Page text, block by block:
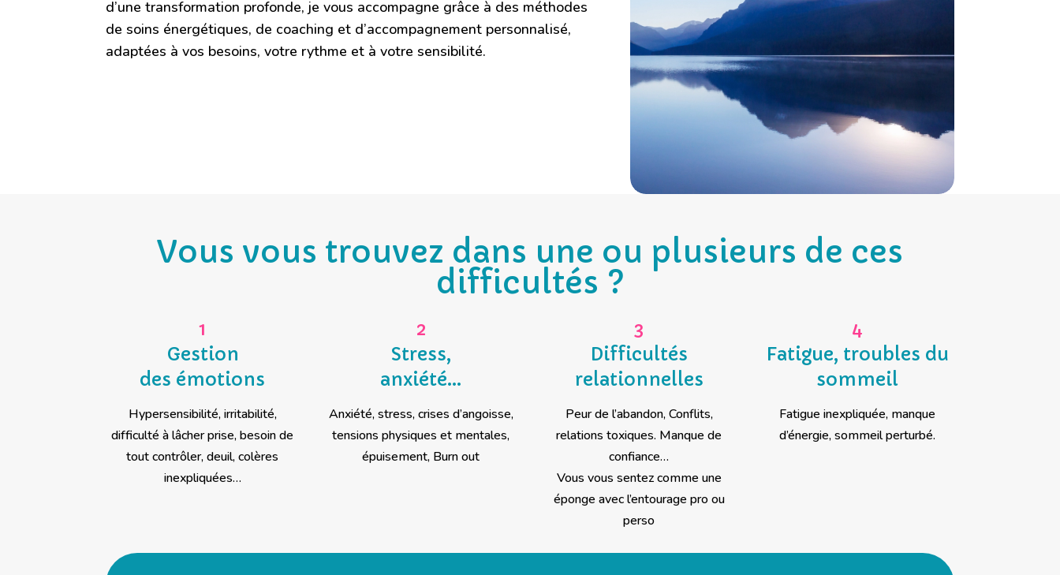
d’une transformation profonde, je vous accompagne grâce à des méthodes
de soins énergétiques, de coaching et d’accompagnement personnalisé,
adaptées à vos besoins, votre rythme et à votre sensibilité.
Vous vous trouvez dans une ou plusieurs de ces
difficultés ?
1
Gestion
des émotions
Hypersensibilité, irritabilité,
difficulté à lâcher prise, besoin de
tout contrôler, deuil, colères
inexpliquées…
2
Stress,
anxiété…
Anxiété, stress, crises d’angoisse,
tensions physiques et mentales,
épuisement, Burn out
3
Difficultés
relationnelles
Peur de l’abandon, Conflits,
relations toxiques. Manque de
confiance…
Vous vous sentez comme une
éponge avec l’entourage pro ou
perso
4
Fatigue, troubles du
sommeil
Fatigue inexpliquée, manque
d’énergie, sommeil perturbé.